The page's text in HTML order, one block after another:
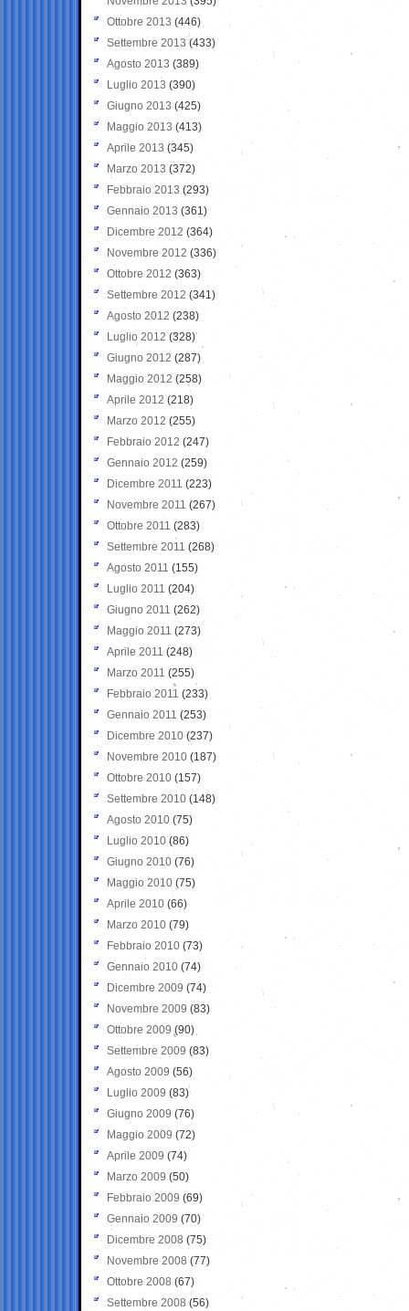
Ottobre 2013 (446)
Settembre 2013 (433)
Agosto 2013 (389)
Luglio 2013 (390)
Giugno 2013 (425)
Maggio 2013 (413)
Aprile 2013 (345)
Marzo 2013 (372)
Febbraio 2013 (293)
Gennaio 2013 (361)
Dicembre 2012 (364)
Novembre 2012 (336)
Ottobre 2012 (363)
Settembre 2012 (341)
Agosto 2012 (238)
Luglio 2012 (328)
Giugno 2012 (287)
Maggio 2012 (258)
Aprile 2012 (218)
Marzo 2012 (255)
Febbraio 2012 (247)
Gennaio 2012 (259)
Dicembre 2011 (223)
Novembre 2011 (267)
Ottobre 2011 (283)
Settembre 2011 (268)
Agosto 2011 (155)
Luglio 2011 (204)
Giugno 2011 (262)
Maggio 2011 (273)
Aprile 2011 (248)
Marzo 2011 (255)
Febbraio 2011 (233)
Gennaio 2011 (253)
Dicembre 2010 (237)
Novembre 2010 (187)
Ottobre 2010 (157)
Settembre 2010 (148)
Agosto 2010 (75)
Luglio 2010 (86)
Giugno 2010 (76)
Maggio 2010 (75)
Aprile 2010 (66)
Marzo 2010 (79)
Febbraio 2010 (73)
Gennaio 2010 (74)
Dicembre 2009 (74)
Novembre 2009 (83)
Ottobre 2009 (90)
Settembre 2009 (83)
Agosto 2009 (56)
Luglio 2009 (83)
Giugno 2009 (76)
Maggio 2009 (72)
Aprile 2009 (74)
Marzo 2009 (50)
Febbraio 2009 (69)
Gennaio 2009 (70)
Dicembre 2008 (75)
Novembre 2008 (77)
Ottobre 2008 (67)
Settembre 2008 (56)